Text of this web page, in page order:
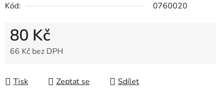
Kód:
0760020
80 Kč
66 Kč bez DPH
Tisk
Zeptat se Sdílet